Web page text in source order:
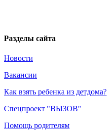
Разделы сайта
Новости
Вакансии
Как взять ребенка из детдома?
Спецпроект "ВЫЗОВ"
Помощь родителям